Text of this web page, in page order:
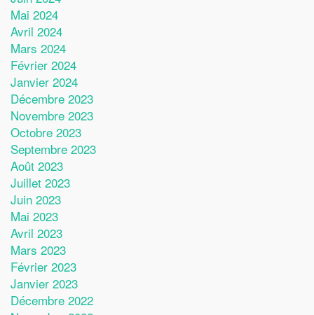
Mai 2024
Avril 2024
Mars 2024
Février 2024
Janvier 2024
Décembre 2023
Novembre 2023
Octobre 2023
Septembre 2023
Août 2023
Juillet 2023
Juin 2023
Mai 2023
Avril 2023
Mars 2023
Février 2023
Janvier 2023
Décembre 2022